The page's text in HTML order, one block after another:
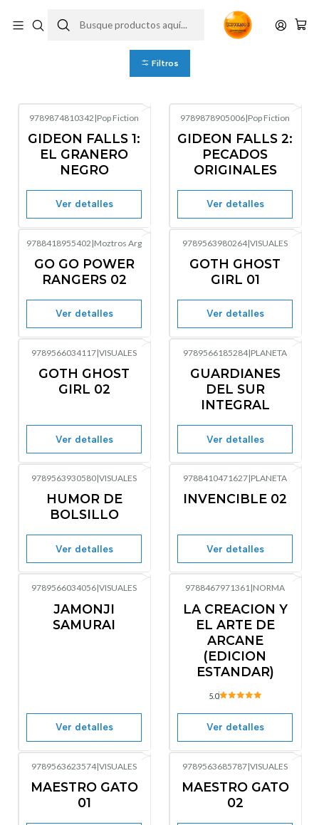
Comics
Filtros
Agotado
9789874810342 |Pop Fiction
GIDEON FALLS 1:
EL GRANERO
NEGRO
Ver detalles
Agotado
9789878905006|Pop Fiction
GIDEON FALLS 2:
PECADOS
ORIGINALES
Ver detalles
Agotado
9788418955402 |Moztros Arg
GO GO POWER
RANGERS 02
Ver detalles
9789563980264|VISUALES
GOTH GHOST
GIRL 01
Ver detalles
9789566034117|VISUALES
GOTH GHOST
GIRL 02
Ver detalles
Agotado
9789566185284|PLANETA
GUARDIANES
DEL SUR
INTEGRAL
Ver detalles
9789563930580|VISUALES
HUMOR DE
BOLSILLO
Ver detalles
Agotado
9788410471627|PLANETA
INVENCIBLE 02
Ver detalles
9789566034056|VISUALES
JAMONJI
SAMURAI
Ver detalles
Agotado
9788467971361|NORMA
LA CREACION Y
EL ARTE DE
ARCANE
(EDICION
ESTANDAR)
5.0
Ver detalles
9789563623574|VISUALES
MAESTRO GATO
01
9789563685787|VISUALES
MAESTRO GATO
02